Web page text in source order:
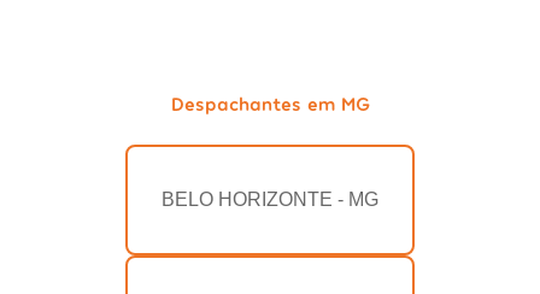
Despachantes em MG
BELO HORIZONTE - MG